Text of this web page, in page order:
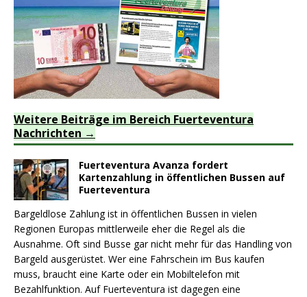
Weitere Beiträge im Bereich Fuerteventura
Nachrichten
Fuerteventura Avanza fordert
Kartenzahlung in öffentlichen Bussen auf
Fuerteventura
Bargeldlose Zahlung ist in öffentlichen Bussen in vielen
Regionen Europas mittlerweile eher die Regel als die
Ausnahme. Oft sind Busse gar nicht mehr für das Handling von
Bargeld ausgerüstet. Wer eine Fahrschein im Bus kaufen
muss, braucht eine Karte oder ein Mobiltelefon mit
Bezahlfunktion. Auf Fuerteventura ist dagegen eine